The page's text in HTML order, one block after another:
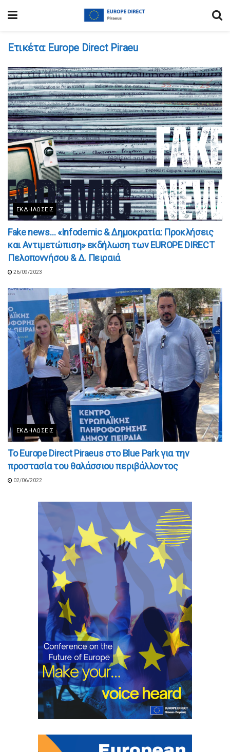
Ετικέτα: Europe Direct Piraeu
ΕΚΔΗΛΏΣΕΙΣ
Fake news… «Infodemic & Δημοκρατία: Προκλήσεις
και Αντιμετώπιση» εκδήλωση των EUROPE DIRECT
Πελοποννήσου & Δ. Πειραιά
26/09/2023
ΕΚΔΗΛΏΣΕΙΣ
Το Europe Direct Piraeus στο Βlue Park για την
προστασία του θαλάσσιου περιβάλλοντος
02/06/2022